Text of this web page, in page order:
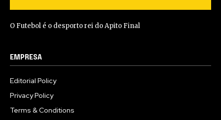
O Futebol é o desporto rei do Apito Final
EMPRESA
Editorial Policy
Privacy Policy
Terms & Conditions